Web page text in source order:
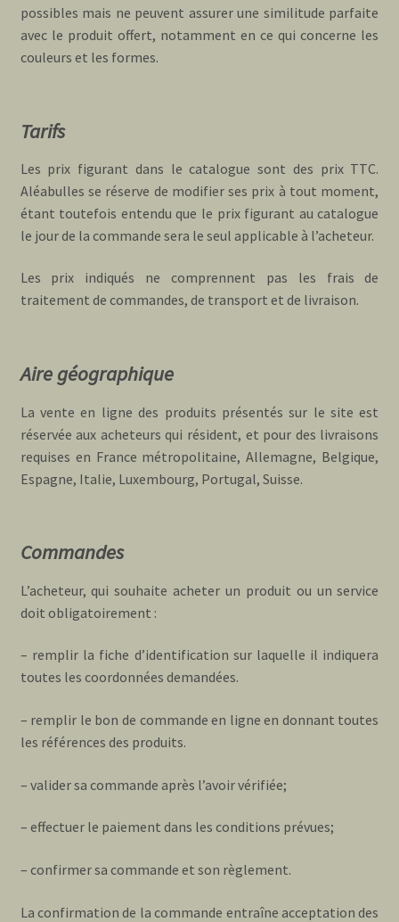
possibles mais ne peuvent assurer une similitude parfaite
avec le produit offert, notamment en ce qui concerne les
couleurs et les formes.
Tarifs
Les prix figurant dans le catalogue sont des prix TTC.
Aléabulles se réserve de modifier ses prix à tout moment,
étant toutefois entendu que le prix figurant au catalogue
le jour de la commande sera le seul applicable à l’acheteur.
Les prix indiqués ne comprennent pas les frais de
traitement de commandes, de transport et de livraison.
Aire géographique
La vente en ligne des produits présentés sur le site est
réservée aux acheteurs qui résident, et pour des livraisons
requises en France métropolitaine, Allemagne, Belgique,
Espagne, Italie, Luxembourg, Portugal, Suisse.
Commandes
L’acheteur, qui souhaite acheter un produit ou un service
doit obligatoirement :
– remplir la fiche d’identification sur laquelle il indiquera
toutes les coordonnées demandées.
– remplir le bon de commande en ligne en donnant toutes
les références des produits.
– valider sa commande après l’avoir vérifiée;
– effectuer le paiement dans les conditions prévues;
– confirmer sa commande et son règlement.
La confirmation de la commande entraîne acceptation des